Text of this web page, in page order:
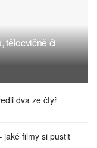
tělocvičně či
dva ze čtyř
jaké filmy si pustit